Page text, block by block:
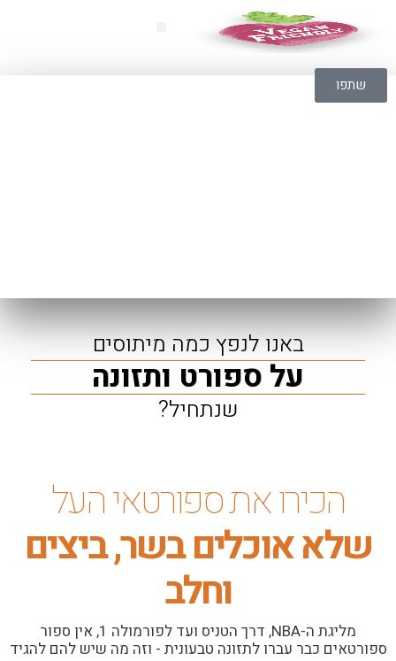
שתפו
באנו לנפץ כמה מיתוסים
על ספורט ותזונה
שנתחיל?
הכירו את ספורטאי העל
שלא אוכלים בשר, ביצים
וחלב
מליגת ה-NBA, דרך הטניס ועד לפורמולה 1, אין ספור
ספורטאים כבר עברו לתזונה טבעונית - וזה מה שיש להם להגיד